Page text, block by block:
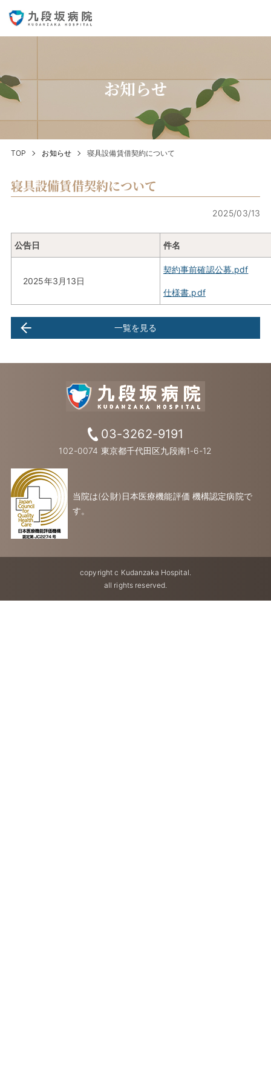
お知らせ
TOP お知らせ 寝具設備賃借契約について
寝具設備賃借契約について
2025/03/13
公告日 件名
2025年3月13日
契約事前確認公募.pdf
仕様書.pdf
一覧を見る
03-3262-9191
102-0074 東京都千代田区九段南1-6-12
当院は(公財)日本医療機能評価 機構認定病院で
す。
copyright c Kudanzaka Hospital.
all rights reserved.